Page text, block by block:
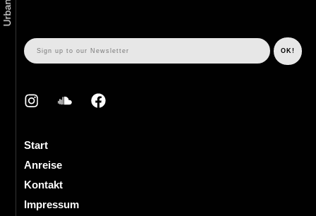
Start
Anreise
Kontakt
Impressum